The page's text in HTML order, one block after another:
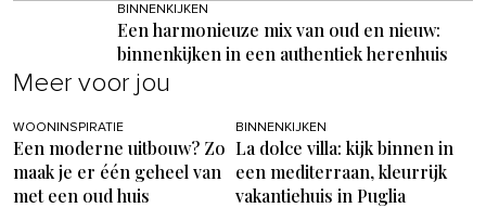
BINNENKIJKEN
Een harmonieuze mix van oud en nieuw:
binnenkijken in een authentiek herenhuis
Meer voor jou
WOONINSPIRATIE
Een moderne uitbouw? Zo
maak je er één geheel van
met een oud huis
BINNENKIJKEN
La dolce villa: kijk binnen in
een mediterraan, kleurrijk
vakantiehuis in Puglia